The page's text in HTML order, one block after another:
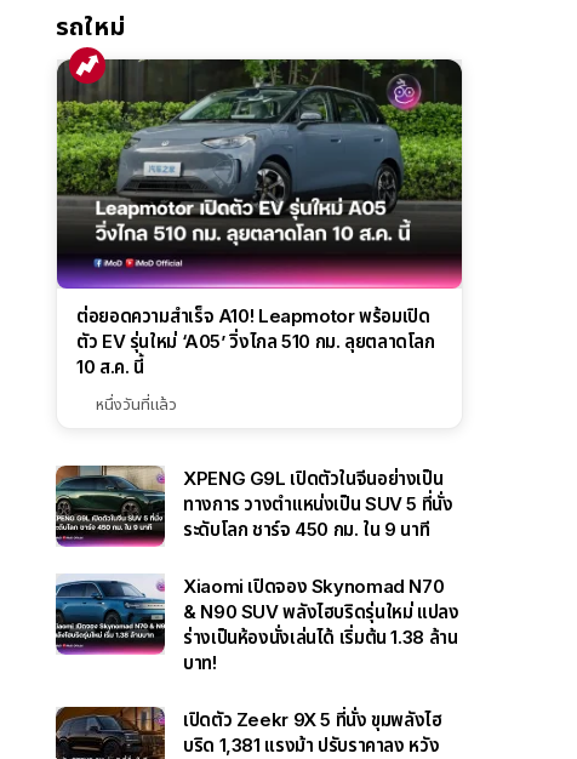
IntelliHouse และ
EverCORE โซลูชัน
ESS ครบวงจร
รถใหม่
ต่อยอดความสำเร็จ A10! Leapmotor พร้อมเปิด
ตัว EV รุ่นใหม่ ‘A05’ วิ่งไกล 510 กม. ลุยตลาดโลก
10 ส.ค. นี้
หนึ่งวันที่แล้ว
XPENG G9L เปิดตัวในจีนอย่างเป็น
ทางการ วางตำแหน่งเป็น SUV 5 ที่นั่ง
ระดับโลก ชาร์จ 450 กม. ใน 9 นาที
Xiaomi เปิดจอง Skynomad N70
& N90 SUV พลังไฮบริดรุ่นใหม่ แปลง
ร่างเป็นห้องนั่งเล่นได้ เริ่มต้น 1.38 ล้าน
บาท!
เปิดตัว Zeekr 9X 5 ที่นั่ง ขุมพลังไฮ
บริด 1,381 แรงม้า ปรับราคาลง หวัง